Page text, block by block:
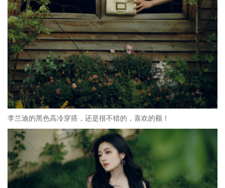
李兰迪的黑色高冷穿搭，还是很不错的，喜欢的额！